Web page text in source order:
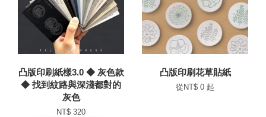
凸版印刷紙樣3.0 ◆ 灰色款
◆ 找到紋路與深淺都對的
灰色
NT$ 320
凸版印刷花草貼紙
從NT$ 0 起